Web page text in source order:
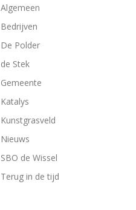
Algemeen
Bedrijven
De Polder
de Stek
Gemeente
Katalys
Kunstgrasveld
Nieuws
SBO de Wissel
Terug in de tijd